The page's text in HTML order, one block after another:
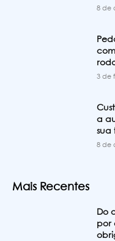
8 de
3 de
a
sua
8 de
Mais Recentes
Do
por